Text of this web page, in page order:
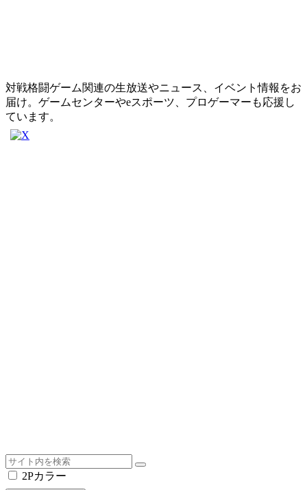
対戦格闘ゲーム関連の生放送やニュース、イベント情報をお
届け。ゲームセンターやeスポーツ、プロゲーマーも応援し
ています。
2Pカラー